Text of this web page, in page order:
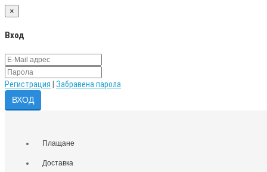
×
Вход
Регистрация Забравена парола
Плащане
Доставка